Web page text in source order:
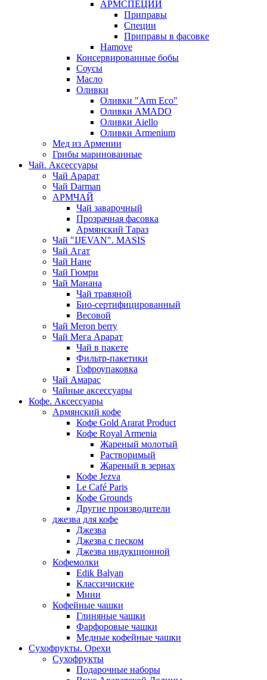
АРМСПЕЦИИ
Приправы
Специи
Приправы в фасовке
Hamove
Консервированные бобы
Соусы
Масло
Оливки
Оливки "Arm Eco"
Оливки AMADO
Оливки Aiello
Оливки Armenium
Мед из Армении
Грибы маринованные
Чай. Аксессуары
Чай Арарат
Чай Darman
АРМЧАЙ
Чай заварочный
Прозрачная фасовка
Армянский Тараз
Чай "IJEVAN". MASIS
Чай Агат
Чай Нане
Чай Гюмри
Чай Манана
Чай травяной
Био-сертифицированный
Весовой
Чай Meron berry
Чай Мега Арарат
Чай в пакете
Фильтр-пакетики
Гофроупаковка
Чай Амарас
Чайные аксессуары
Кофе. Аксессуары
Армянский кофе
Кофе Gold Ararat Product
Кофе Royal Armenia
Жареный молотый
Растворимый
Жареный в зернах
Кофе Jezva
Le Café Paris
Кофе Grounds
Другие производители
джезва для кофе
Джезва
Джезва с песком
Джезва индукционной
Кофемолки
Edik Balyan
Классичиские
Мини
Кофейные чашки
Глиняные чашки
Фарфоровые чашки
Медные кофейные чашки
Сухофрукты. Орехи
Сухофрукты
Подарочные наборы